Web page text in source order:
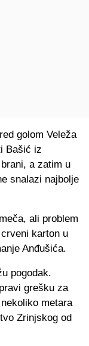
golom Veleža
Bašić iz
a zatim u
snalazi najbolje
ali problem
karton u
Anđušića.
pogodak.
grešku za
metara
Zrinjskog od